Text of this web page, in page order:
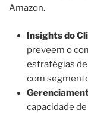
Amazon.
Insights do
preveem o
estratégias de
com
capacidade